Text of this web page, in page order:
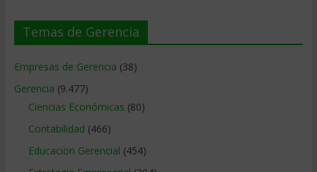
Temas de Gerencia
Empresas de Gerencia (38)
Gerencia (9.477)
Ciencias Económicas (80)
Contabilidad (466)
Educacion Gerencial (454)